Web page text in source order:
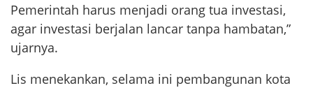
Pemerintah harus menjadi orang tua investasi,
agar investasi berjalan lancar tanpa hambatan,”
ujarnya.
Lis menekankan, selama ini pembangunan kota